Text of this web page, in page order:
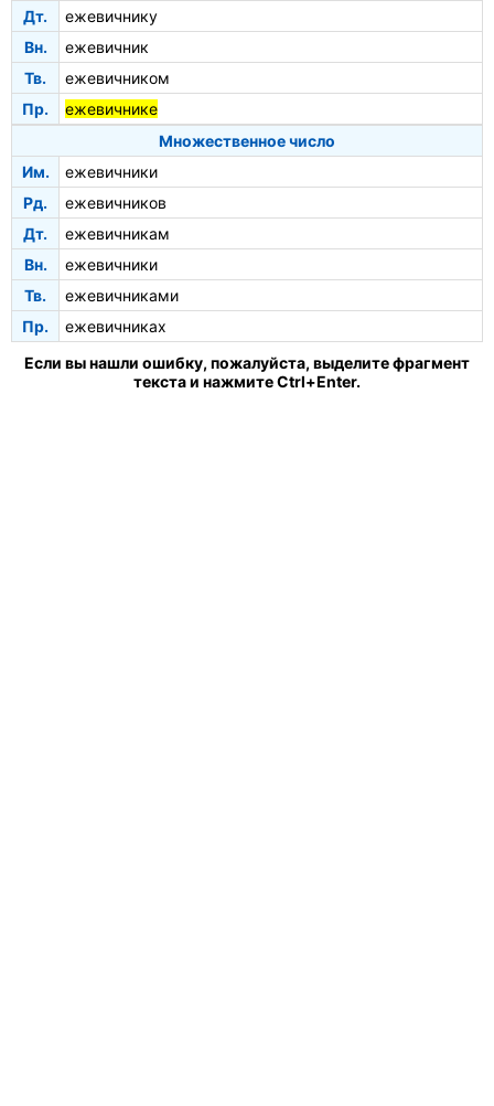
Дт.
ежевичнику
Вн.
ежевичник
Тв.
ежевичником
Пр.
ежевичнике
Множественное число
Им.
ежевичники
Рд.
ежевичников
Дт.
ежевичникам
Вн.
ежевичники
Тв.
ежевичниками
Пр.
ежевичниках
Если вы нашли ошибку, пожалуйста, выделите фрагмент
текста и нажмите Ctrl+Enter.